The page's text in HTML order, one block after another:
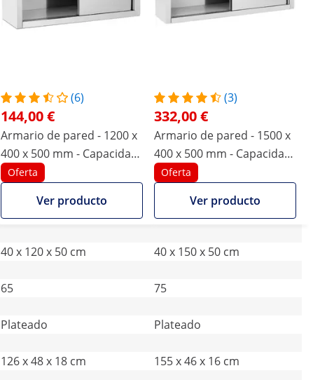
(6)
144,00 €
Armario de pared - 1200 x
400 x 500 mm - Capacidad
por estante: 65 kg - Royal
Catering
Oferta
Ver producto
(3)
332,00 €
Armario de pared - 1500 x
400 x 500 mm - Capacidad
de carga por estante: 75
kg - Royal Catering
Oferta
Ver producto
40 x 120 x 50 cm
40 x 150 x 50 cm
65
75
Plateado
Plateado
126 x 48 x 18 cm
155 x 46 x 16 cm